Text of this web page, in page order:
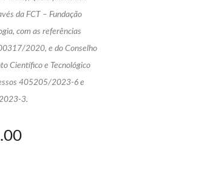
da FCT – Fundação
com as referências
2020, e do Conselho
Científico e Tecnológico
405205/2023-6 e
3.
O